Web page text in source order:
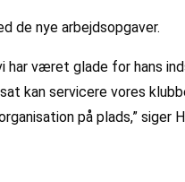
de nye arbejdsopgaver.
har været glade for hans
kan servicere vores
på plads,” siger